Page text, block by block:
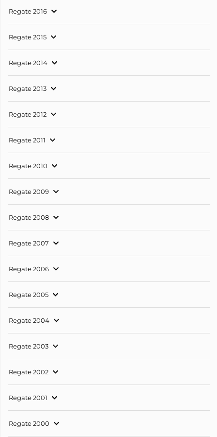
Regate 2016
Regate 2015
Regate 2014
Regate 2013
Regate 2012
Regate 2011
Regate 2010
Regate 2009
Regate 2008
Regate 2007
Regate 2006
Regate 2005
Regate 2004
Regate 2003
Regate 2002
Regate 2001
Regate 2000